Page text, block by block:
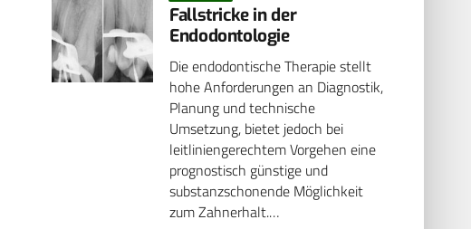
Fallstricke in der
Endodontologie
Die endodontische Therapie stellt
hohe Anforderungen an Diagnostik,
Planung und technische
Umsetzung, bietet jedoch bei
leitliniengerechtem Vorgehen eine
prognostisch günstige und
substanzschonende Möglichkeit
zum Zahnerhalt.…